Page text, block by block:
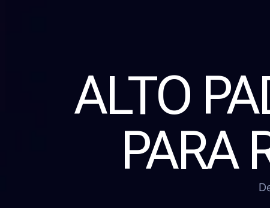
ALTO
PARA